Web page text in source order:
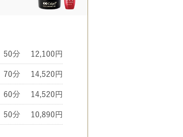
50分 12,100円
70分 14,520円
60分 14,520円
50分 10,890円